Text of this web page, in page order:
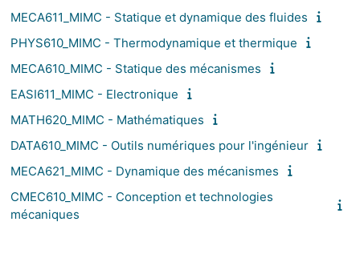
MECA611_MIMC - Statique et dynamique des fluides
PHYS610_MIMC - Thermodynamique et thermique
MECA610_MIMC - Statique des mécanismes
EASI611_MIMC - Electronique
MATH620_MIMC - Mathématiques
DATA610_MIMC - Outils numériques pour l'ingénieur
MECA621_MIMC - Dynamique des mécanismes
CMEC610_MIMC - Conception et technologies
mécaniques